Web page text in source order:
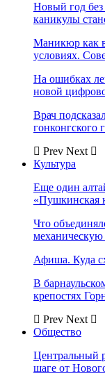
Новый год
каникулы
Маникюр как
условиях.
На ошибках
новой
Врач
Prev Next
Культура
Еще один
«Пушкинская
Что
Афиша. Куда
В
крепостях
Prev Next
Общество
Центральный
шаге от